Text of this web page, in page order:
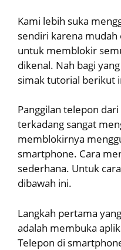
Kami lebih suka
sendiri karena
untuk memblokir
dikenal. Nah bagi
simak tutorial berikut
Panggilan telepon
terkadang sangat
memblokirnya
smartphone. Cara
sederhana. Untuk
dibawah ini.
Langkah pertama
adalah membuka
Telepon di